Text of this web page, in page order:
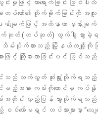
မှုဖြင့် လာရောက်ခြင်း ဖြစ်ပ
ခတပ်တော်၏ တိုက်ခိုက်ခြင်းကို အ
ာဒဏ်ချက်ဖြင့် အထိနာကာ မှန်းခ
က်ဆုတ် (တပ်ဆုတ်) ထွက်ခွါ သွား
သိမ်းပိုက်ထားသည့် မြို့နယ်တချို့
ြင့် ကြိုးစားလာခြင်းပင် ဖြစ်သည်
င်သည် လက်လွှတ် ဆုံးရှုံးလိုက်ရသည့် မ
ည့်အစား ကမ်းကိုတောင်မှ ကပ်
းအတိုင်း လှည့်ပြန် သွားလိုက်ရသ
စစ်ကော်မရှင် တပ်သားများမှာ “သေချ